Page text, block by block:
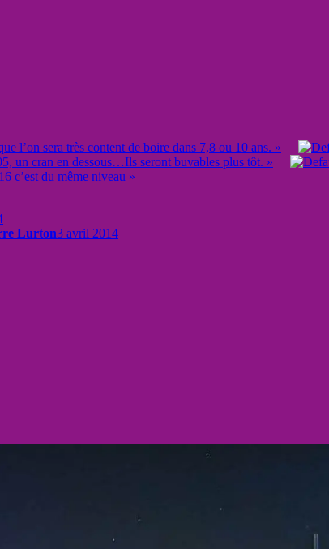
l’on sera très content de boire dans 7,8 ou 10 ans. »
un cran en dessous…Ils seront buvables plus tôt. »
c’est du même niveau »
Lurton3 avril 2014